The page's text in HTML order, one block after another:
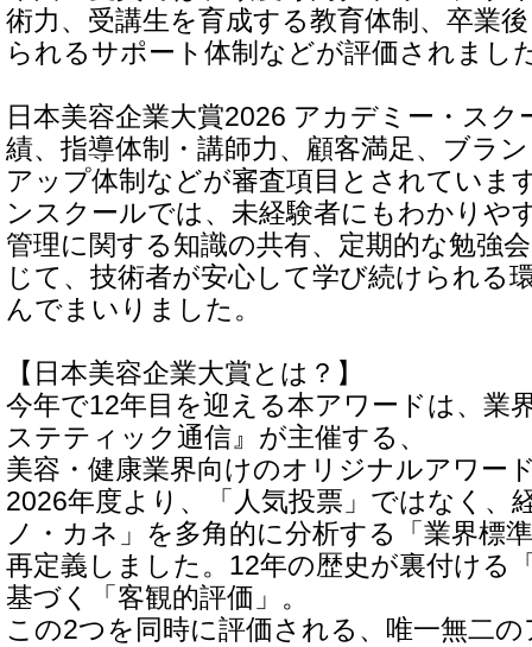
術力、受講生を育成する教育体制、卒業
られるサポート体制などが評価されまし
日本美容企業大賞2026 アカデミー・スク
績、指導体制・講師力、顧客満足、ブラ
アップ体制などが審査項目とされていま
ンスクールでは、未経験者にもわかりや
管理に関する知識の共有、定期的な勉強
じて、技術者が安心して学び続けられる
んでまいりました。
【日本美容企業大賞とは？】
今年で12年目を迎える本アワードは、業
ステティック通信』が主催する、
美容・健康業界向けのオリジナルアワー
2026年度より、「人気投票」ではなく、
ノ・カネ」を多角的に分析する「業界標
再定義しました。12年の歴史が裏付ける
基づく「客観的評価」。
この2つを同時に評価される、唯一無二